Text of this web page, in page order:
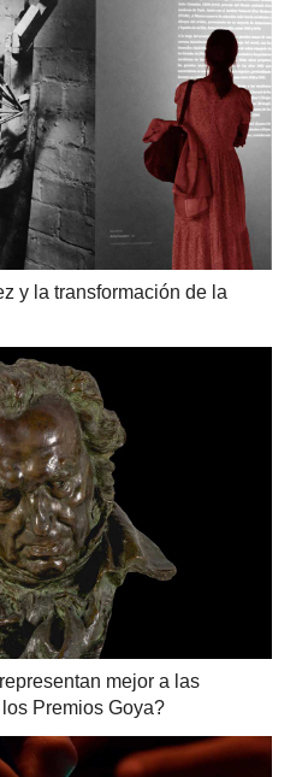
y la transformación de la
mejor a las
Premios Goya?